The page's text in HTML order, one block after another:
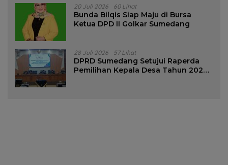
20 Juli 2026 60 Lihat
Bunda Bilqis Siap Maju di Bursa
Ketua DPD II Golkar Sumedang
28 Juli 2026 57 Lihat
DPRD Sumedang Setujui Raperda
Pemilihan Kepala Desa Tahun 2026